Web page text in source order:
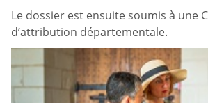
Le dossier est ensuite soumis à une
d’attribution départementale.